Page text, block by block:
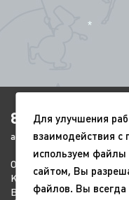
8(4852)920-450
ags-yar@mail.ru
О компании
Контакты
Всесезонные
Для улучшения
взаимодействия с
используем файлы
сайтом, Вы
файлов. Вы